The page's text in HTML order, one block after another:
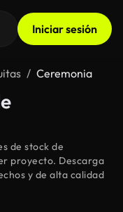
Iniciar sesión
Ceremonia
de stock de
proyecto. Descarga
y de alta calidad